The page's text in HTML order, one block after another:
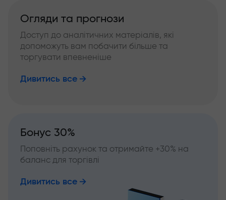
Огляди та прогнози
Доступ до аналітичних матеріалів, які
допоможуть вам побачити більше та
торгувати впевненіше
Дивитись все
Бонус 30%
Поповніть рахунок та отримайте +30% на
баланс для торгівлі
Дивитись все